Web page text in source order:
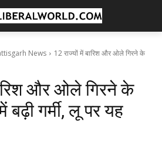
News
12 राज्यों में बारिश और ओले गिरने के
और ओले गिरने के
बढ़ी गर्मी, लू पर यह